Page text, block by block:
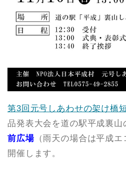
第3回元号しあわせの架け橋
品発表大会を道の駅平成裏山
前広場（雨天の場合は平成エ
開催します。